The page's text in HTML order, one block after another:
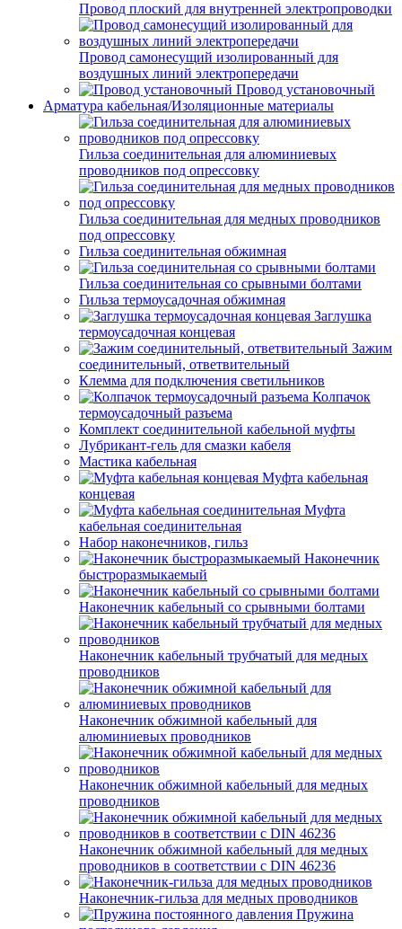
Провод плоский для внутренней электропроводки
Провод самонесущий изолированный для
воздушных линий электропередачи
Провод установочный
Арматура кабельная/Изоляционные материалы
Гильза соединительная для алюминиевых
проводников под опрессовку
Гильза соединительная для медных проводников
под опрессовку
Гильза соединительная обжимная
Гильза соединительная со срывными болтами
Гильза термоусадочная обжимная
Заглушка
термоусадочная концевая
Зажим
соединительный, ответвительный
Клемма для подключения светильников
Колпачок
термоусадочный разъема
Комплект соединительной кабельной муфты
Лубрикант-гель для смазки кабеля
Мастика кабельная
Муфта кабельная
концевая
Муфта
кабельная соединительная
Набор наконечников, гильз
Наконечник
быстроразмыкаемый
Наконечник кабельный со срывными болтами
Наконечник кабельный трубчатый для медных
проводников
Наконечник обжимной кабельный для
алюминиевых проводников
Наконечник обжимной кабельный для медных
проводников
Наконечник обжимной кабельный для медных
проводников в соответствии с DIN 46236
Наконечник-гильза для медных проводников
Пружина